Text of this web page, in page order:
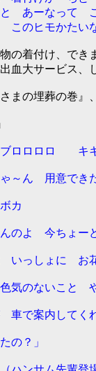
なって こー
モかたいな
の着付け、でき
血大サービス、
まの埋葬の巻』
キー（ラブ
用意でき
今ちょーど
しょに お花
ないこと やめ
案内してくれ
？」